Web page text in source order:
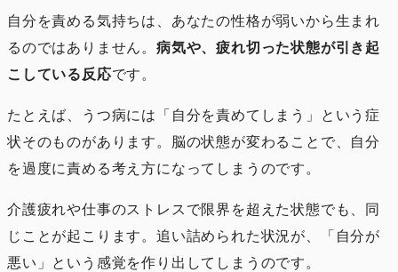
自分を責める気持ちは、あなたの性格が弱いから生まれ
るのではありません。病気や、疲れ切った状態が引き起
こしている反応です。
たとえば、うつ病には「自分を責めてしまう」という症
状そのものがあります。脳の状態が変わることで、自分
を過度に責める考え方になってしまうのです。
介護疲れや仕事のストレスで限界を超えた状態でも、同
じことが起こります。追い詰められた状況が、「自分が
悪い」という感覚を作り出してしまうのです。